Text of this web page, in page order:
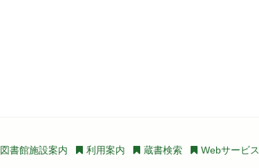
図書館施設案内 利用案内 蔵書検索 Webサービス